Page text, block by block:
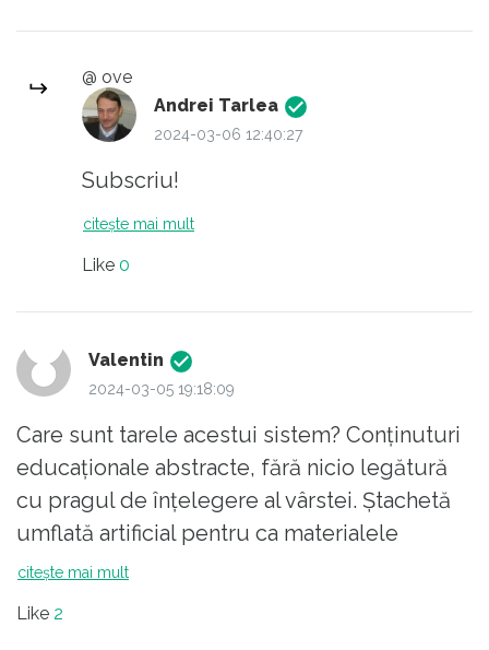
sa raspunda penal,si ea si ceilalti profesori
care au stiut.
@ ove
Andrei Tarlea
2024-03-06 12:40:27
Subscriu!
citește mai mult
Like 0
Valentin
2024-03-05 19:18:09
Care sunt tarele acestui sistem? Conținuturi
educaționale abstracte, fără nicio legătură
cu pragul de înțelegere al vârstei. Ștachetă
umflată artificial pentru ca materialele
didactice să treacă de comisiile de avizare.
citește mai mult
Like 2